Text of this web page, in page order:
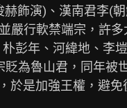
飾演)、漢南君李(
嚴行軟禁端宗，許
彭年、河緯地、李
為魯山君，同年被
於是加強王權，避